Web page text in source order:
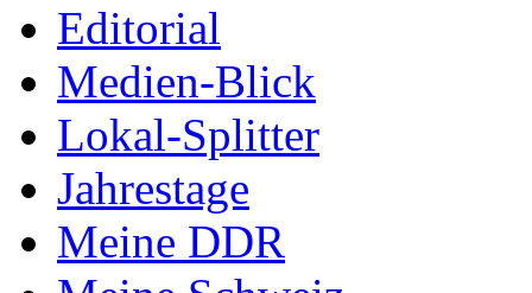
Editorial
Medien-Blick
Lokal-Splitter
Jahrestage
Meine DDR